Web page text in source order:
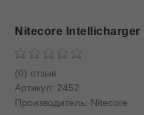
Nitecore Intellicharger
(0) отзыв
Артикул: 2452
Производитель: Nitecore